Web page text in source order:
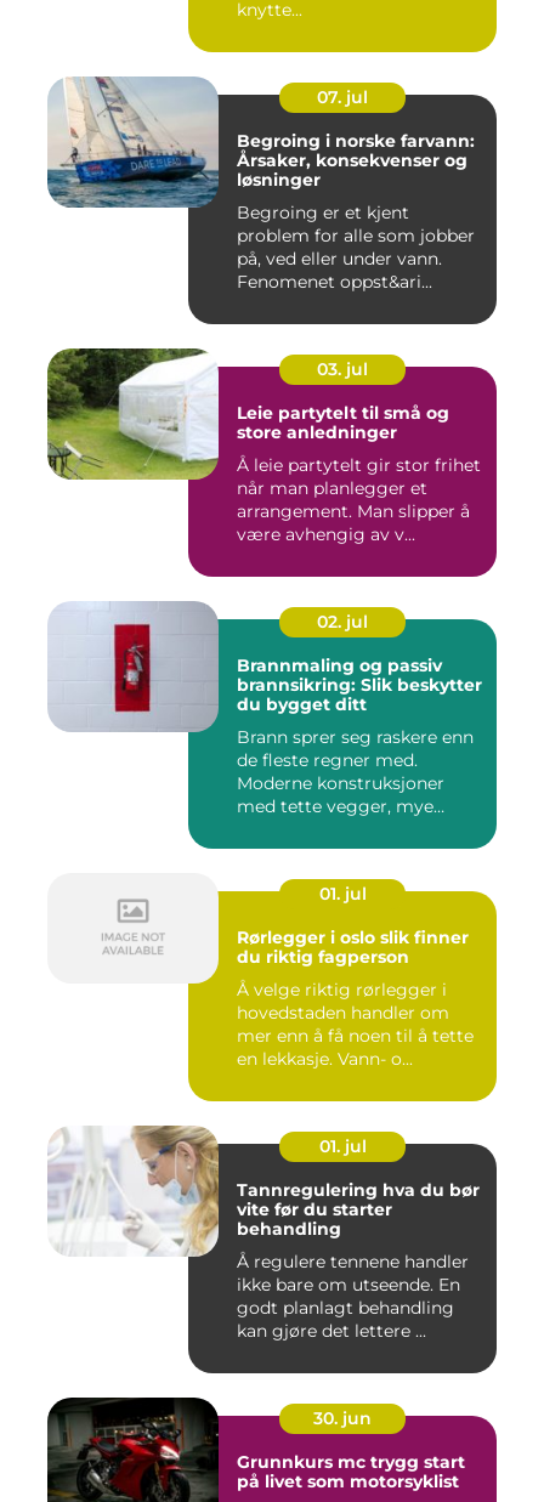
knytte...
07. jul
Begroing i norske farvann:
Årsaker, konsekvenser og
løsninger
Begroing er et kjent
problem for alle som jobber
på, ved eller under vann.
Fenomenet oppst&ari...
03. jul
Leie partytelt til små og
store anledninger
Å leie partytelt gir stor frihet
når man planlegger et
arrangement. Man slipper å
være avhengig av v...
02. jul
Brannmaling og passiv
brannsikring: Slik beskytter
du bygget ditt
Brann sprer seg raskere enn
de fleste regner med.
Moderne konstruksjoner
med tette vegger, mye
01. jul
Rørlegger i oslo slik finner
du riktig fagperson
Å velge riktig rørlegger i
hovedstaden handler om
mer enn å få noen til å tette
en lekkasje. Vann- o...
01. jul
Tannregulering hva du bør
vite før du starter
behandling
Å regulere tennene handler
ikke bare om utseende. En
godt planlagt behandling
kan gjøre det lettere ...
30. jun
Grunnkurs mc trygg start
på livet som motorsyklist